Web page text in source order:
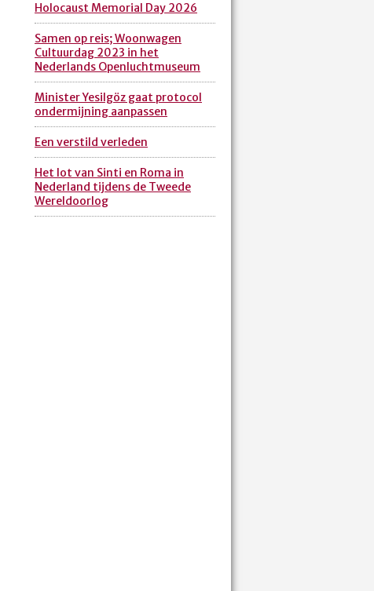
Holocaust Memorial Day 2026
Samen op reis; Woonwagen
Cultuurdag 2023 in het
Nederlands Openluchtmuseum
Minister Yesilgöz gaat protocol
ondermijning aanpassen
Een verstild verleden
Het lot van Sinti en Roma in
Nederland tijdens de Tweede
Wereldoorlog